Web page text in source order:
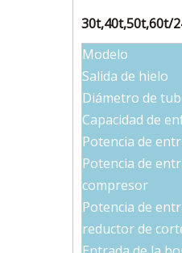
30t,40t,50t,60t/
Modelo
Salida de hielo
Diámetro de
Capacidad de
Potencia de
Potencia de
compresor
Potencia de
reductor de